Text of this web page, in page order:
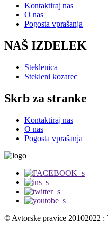
Kontaktiraj nas
O nas
Pogosta vprašanja
NAŠ IZDELEK
Steklenica
Stekleni kozarec
Skrb za stranke
Kontaktiraj nas
O nas
Pogosta vprašanja
© Avtorske pravice 20102022 :